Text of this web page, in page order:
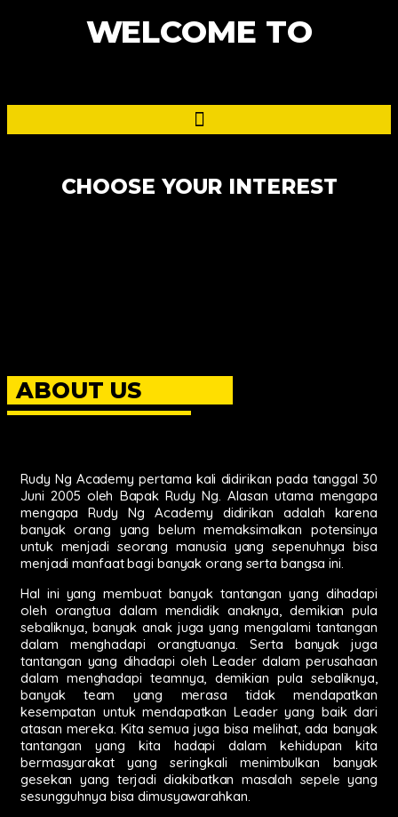
WELCOME TO
CHOOSE YOUR INTEREST
ABOUT US
Rudy Ng Academy pertama kali didirikan pada tanggal 30
Juni 2005 oleh Bapak Rudy Ng. Alasan utama mengapa
mengapa Rudy Ng Academy didirikan adalah karena
banyak orang yang belum memaksimalkan potensinya
untuk menjadi seorang manusia yang sepenuhnya bisa
menjadi manfaat bagi banyak orang serta bangsa ini.
Hal ini yang membuat banyak tantangan yang dihadapi
oleh orangtua dalam mendidik anaknya, demikian pula
sebaliknya, banyak anak juga yang mengalami tantangan
dalam menghadapi orangtuanya. Serta banyak juga
tantangan yang dihadapi oleh Leader dalam perusahaan
dalam menghadapi teamnya, demikian pula sebaliknya,
banyak team yang merasa tidak mendapatkan
kesempatan untuk mendapatkan Leader yang baik dari
atasan mereka. Kita semua juga bisa melihat, ada banyak
tantangan yang kita hadapi dalam kehidupan kita
bermasyarakat yang seringkali menimbulkan banyak
gesekan yang terjadi diakibatkan masalah sepele yang
sesungguhnya bisa dimusyawarahkan.